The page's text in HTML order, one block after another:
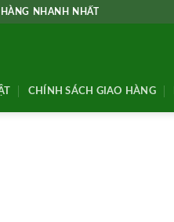
NHANH NHẤT
CHÍNH SÁCH GIAO HÀNG